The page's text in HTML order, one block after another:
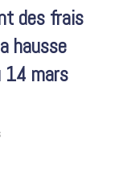
des frais
hausse
14 mars